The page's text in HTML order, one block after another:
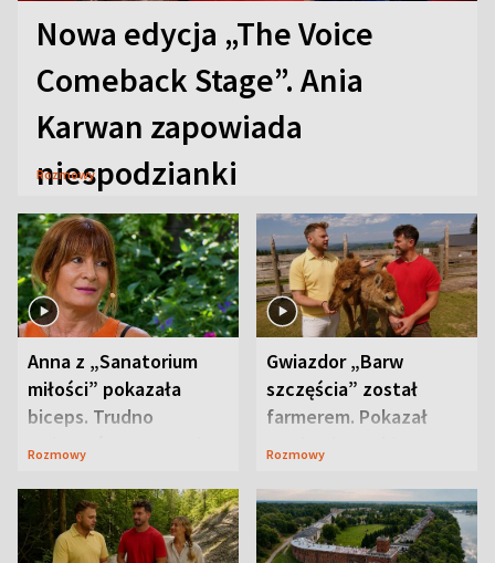
Nowa edycja „The Voice
Comeback Stage”. Ania
Karwan zapowiada
niespodzianki
Rozmowy
Anna z „Sanatorium
miłości” pokazała
biceps. Trudno
uwierzyć, co przeszła
Rozmowy
Gwiazdor „Barw
szczęścia” został
farmerem. Pokazał
swoje niezwykłe
Rozmowy